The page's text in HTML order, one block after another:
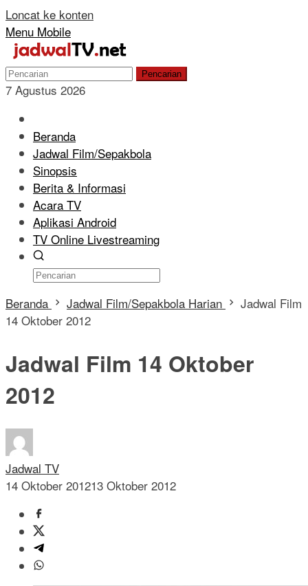
Loncat ke konten
Menu Mobile
Pencarian
7 Agustus 2026
Beranda
Jadwal Film/Sepakbola
Sinopsis
Berita & Informasi
Acara TV
Aplikasi Android
TV Online Livestreaming
Beranda Jadwal Film/Sepakbola Harian
Jadwal Film
14 Oktober 2012
Jadwal Film 14 Oktober
2012
Jadwal TV
14 Oktober 201213 Oktober 2012